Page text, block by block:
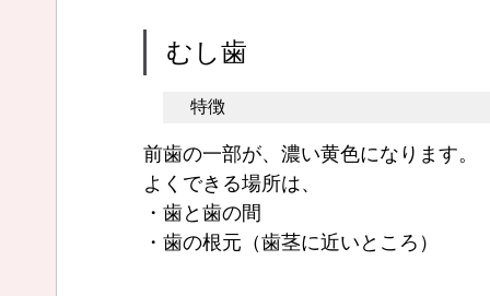
むし歯
特徴
前歯の一部が、濃い黄色になります。
よくできる場所は、
・歯と歯の間
・歯の根元（歯茎に近いところ）